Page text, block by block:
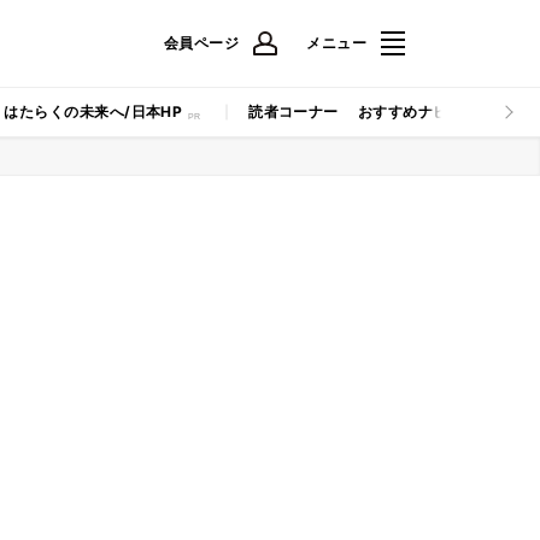
会員ページ メニュー
はたらくの未来へ/日本HP 読者コーナー おすすめナビ マイナビ